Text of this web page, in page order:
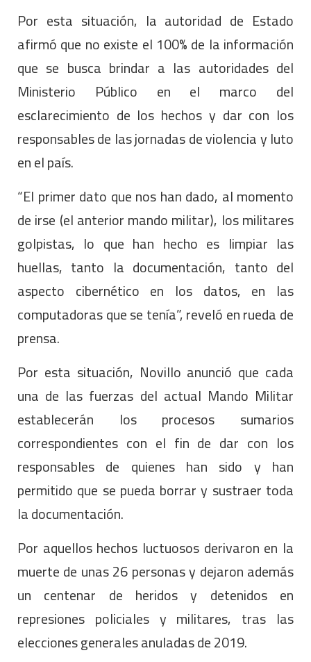
Por esta situación, la autoridad de Estado
afirmó que no existe el 100% de la información
que se busca brindar a las autoridades del
Ministerio Público en el marco del
esclarecimiento de los hechos y dar con los
responsables de las jornadas de violencia y luto
en el país.
“El primer dato que nos han dado, al momento
de irse (el anterior mando militar), los militares
golpistas, lo que han hecho es limpiar las
huellas, tanto la documentación, tanto del
aspecto cibernético en los datos, en las
computadoras que se tenía”, reveló en rueda de
prensa.
Por esta situación, Novillo anunció que cada
una de las fuerzas del actual Mando Militar
establecerán los procesos sumarios
correspondientes con el fin de dar con los
responsables de quienes han sido y han
permitido que se pueda borrar y sustraer toda
la documentación.
Por aquellos hechos luctuosos derivaron en la
muerte de unas 26 personas y dejaron además
un centenar de heridos y detenidos en
represiones policiales y militares, tras las
elecciones generales anuladas de 2019.